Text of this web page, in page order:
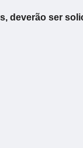
deverão ser